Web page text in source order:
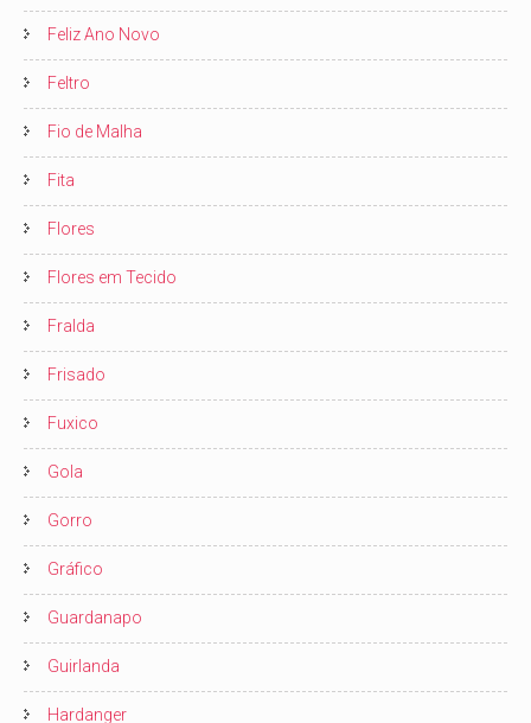
Feliz Ano Novo
Feltro
Fio de Malha
Fita
Flores
Flores em Tecido
Fralda
Frisado
Fuxico
Gola
Gorro
Gráfico
Guardanapo
Guirlanda
Hardanger